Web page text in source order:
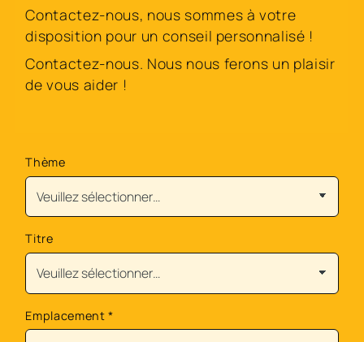
Contactez-nous, nous sommes à votre
disposition pour un conseil personnalisé !
Contactez-nous. Nous nous ferons un plaisir
de vous aider !
Thème
Titre
Emplacement*